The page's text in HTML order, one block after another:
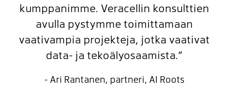
kumppanimme. Veracellin konsulttien
avulla pystymme toimittamaan
vaativampia projekteja, jotka vaativat
data- ja tekoälyosaamista.”
- Ari Rantanen, partneri, AI Roots